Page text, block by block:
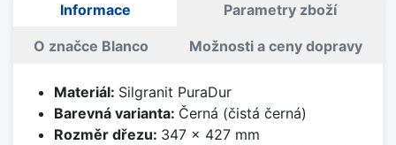
Informace Parametry zboží
O značce Blanco Možnosti a ceny dopravy
Materiál: Silgranit PuraDur
Barevná varianta: Černá (čistá černá)
Rozměr dřezu: 347 x 427 mm